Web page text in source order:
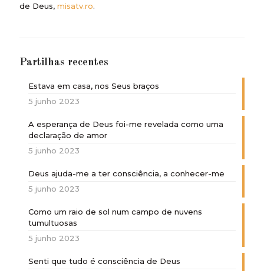
de Deus, misatv.ro.
Partilhas recentes
Estava em casa, nos Seus braços
5 junho 2023
A esperança de Deus foi-me revelada como uma
declaração de amor
5 junho 2023
Deus ajuda-me a ter consciência, a conhecer-me
5 junho 2023
Como um raio de sol num campo de nuvens
tumultuosas
5 junho 2023
Senti que tudo é consciência de Deus